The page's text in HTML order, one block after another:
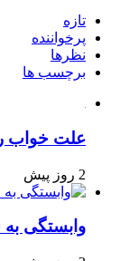
تازه
پرخواننده
نظرها
برچسب ها
علت خواب
2 روز پیش
وابستگی